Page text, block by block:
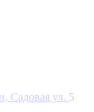
Садовая ул. 5